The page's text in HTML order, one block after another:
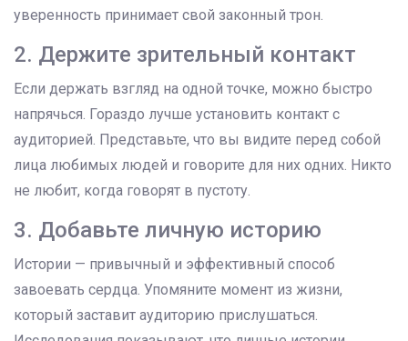
уверенность принимает свой законный трон.
2. Держите зрительный контакт
Если держать взгляд на одной точке, можно быстро
напрячься. Гораздо лучше установить контакт с
аудиторией. Представьте, что вы видите перед собой
лица любимых людей и говорите для них одних. Никто
не любит, когда говорят в пустоту.
3. Добавьте личную историю
Истории — привычный и эффективный способ
завоевать сердца. Упомяните момент из жизни,
который заставит аудиторию прислушаться.